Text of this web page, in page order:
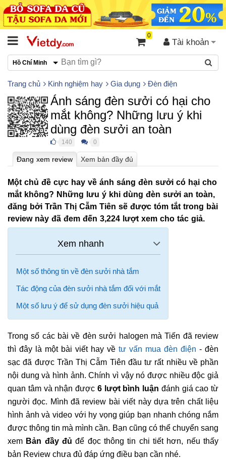
Tài khoản
0
Hồ Chí Minh
Trang chủ Kinh nghiệm hay Gia dụng Đèn điện
Ánh sáng đèn sưởi có hại cho
mắt không? Những lưu ý khi
dùng đèn sưởi an toàn
140 0
Một chủ đề cực hay về ánh sáng đèn sưởi có hại cho
mắt không? Những lưu ý khi dùng đèn sưởi an toàn,
đăng bởi Trần Thị Cẫm Tiên sẽ được tóm tắt trong bài
review này đã đem đến 3,224 lượt xem cho tác giả.
Một số thông tin về đèn sưởi nhà tắm
Tác động của đèn sưởi nhà tắm đối với mắt
Một số lưu ý để sử dụng đèn sưởi hiệu quả
Trong số các bài về đèn sưởi halogen mà Tiến đã review
thì đây là một bài viết hay về tư vấn mua đèn điện - đèn
sạc đã được Trần Thị Cẫm Tiên đầu tư rất nhiều về phần
nội dung và hình ảnh. Chính vì vậy nó được nhiều độc giả
quan tâm và nhận được 6 lượt bình luận đánh giá cao từ
người đọc. Mình đã review bài viết này dựa trên chất liệu
hình ảnh và video với hy vọng giúp bạn nhanh chóng nắm
được thông tin mà mình cần. Bạn cũng có thể chuyển sang
xem Bản đầy đủ để đọc thông tin chi tiết hơn, nếu thấy
bản Review chưa đủ đáp ứng điều bạn cần nhé.